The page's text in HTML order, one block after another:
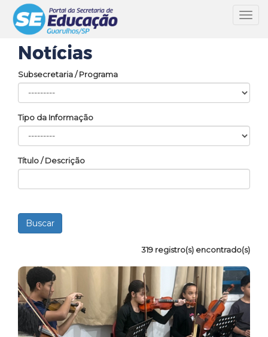
Notícias
Subsecretaria / Programa
Tipo da Informação
Título / Descrição
319 registro(s) encontrado(s)